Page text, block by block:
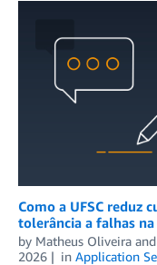
Como a UFSC reduz
tolerância a falhas na
by Matheus Oliveira and
2026
in Application